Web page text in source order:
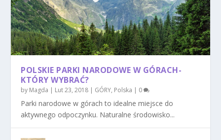
POLSKIE PARKI NARODOWE W GÓRACH-
KTÓRY WYBRAĆ?
by Magda | Lut 23, 2018 | GÓRY, Polska | 0
Parki narodowe w górach to idealne miejsce do
aktywnego odpoczynku. Naturalne środowisko...